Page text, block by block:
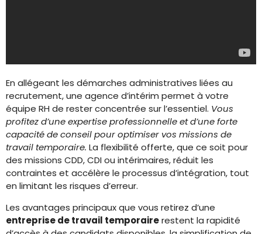
En allégeant les démarches administratives liées au
recrutement, une agence d’intérim permet à votre
équipe RH de rester concentrée sur l’essentiel. Vous
profitez d’une expertise professionnelle et d’une forte
capacité de conseil pour optimiser vos missions de
travail temporaire. La flexibilité offerte, que ce soit pour
des missions CDD, CDI ou intérimaires, réduit les
contraintes et accélère le processus d’intégration, tout
en limitant les risques d’erreur.
Les avantages principaux que vous retirez d’une
entreprise de travail temporairerestent la rapidité